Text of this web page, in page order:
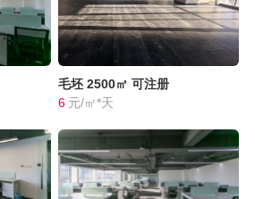
毛坯 2500㎡ 可注册
6 元/㎡*天